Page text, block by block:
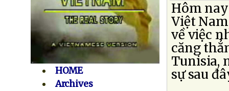
HOME
Archives
Hôm
Việt
về việc
căng
Tunisia,
sự sau